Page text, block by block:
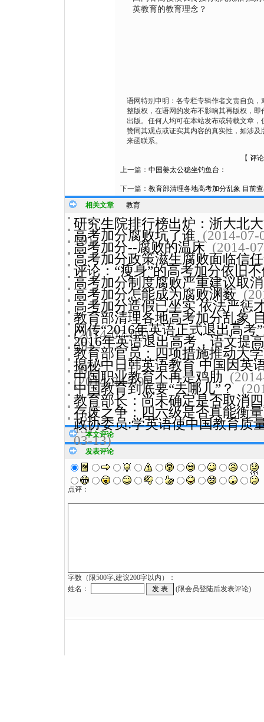
英教育的教育理念？
语网特别申明：各专栏专辑作者文责自负，
整版权，在语网的发布不影响其再版权，即
出版。任何人均可在本站发布或转载文章，
赞同其观点或证实其内容的真实性，如涉及
来函联系。
【 评论
上一篇： 中国姜太公稳坐钓鱼台：
下一篇： 教育部清理各地高考加分乱象 目前
相关文章
教育
研究生院排行榜出炉：浙大北
10)
高考加分腐败坑了谁 (2014-07-
高考加分--腐败的温床 (2014-
高考加分政策滋生腐败面临信
评论：“瘦身”的高考加分依旧
高考加分制度腐败严重建议取消
高考加分怎能成为腐败渊薮
高考加分造假已坐实 依法严惩
教育部清理各地高考加分乱象
(2014-07-08)
网传“2016年英语正式退出高考
09)
2016年英语退出高考，语文提
教育部官员：四项措施推动大
20)
揭秘中日韩英语教育 中国因英
(2014-04-09)
中国职业教育不再是鸡肋
中国教育到底要“去哪儿”？
教育部长：尚未确定是否取消
13)
存废之争：四六级是否真能衡
13)
政协委员:学英语使中国教育质
03-13)
本文评论
发表评论
点评：
字数（限500字,建议200字以内）：
姓名：
(限会员登陆后发表评论)